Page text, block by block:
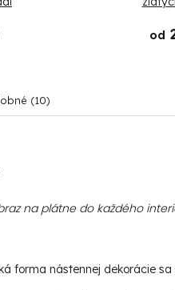
od
(10)
na plátne do každého
forma nástennej dekorácie sa